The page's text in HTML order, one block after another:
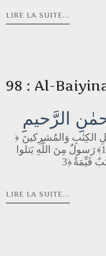
LIRE LA SUITE...
الرَّحيمِ
﴿ الكِتٰبِ وَالمُشرِكينَ
رَسولٌ مِنَ اللَّهِ يَتلوا
قَيِّمَةٌ
LIRE LA SUITE...